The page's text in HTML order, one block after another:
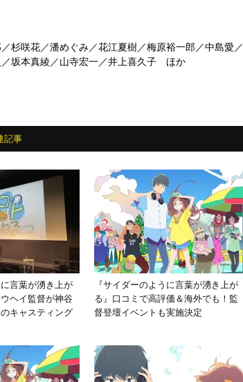
杉咲花／潘めぐみ／花江夏樹／梅原裕一郎／中島愛／
坂本真綾／山寺宏一／井上喜久子 ほか
記事
に言葉が湧き上が
ヘイ監督が神谷
キャスティング
『サイダーのように言葉が湧き上が
る』口コミで高評価＆海外でも！監
督登壇イベントも実施決定